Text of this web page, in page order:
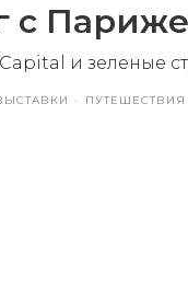
с
и зеленые
ПУТЕШЕСТВИЯ